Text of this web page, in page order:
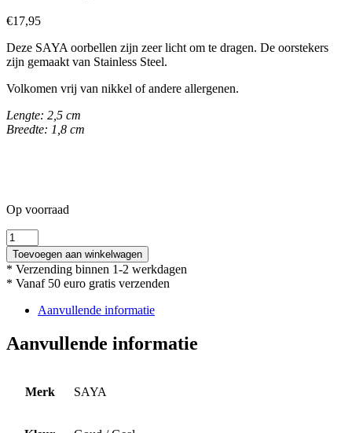
€17,95
Deze SAYA oorbellen zijn zeer licht om te dragen. De oorstekers
zijn gemaakt van Stainless Steel.
Volkomen vrij van nikkel of andere allergenen.
Lengte: 2,5 cm
Breedte: 1,8 cm
Op voorraad
Ravello
Rings
aantal
Toevoegen aan winkelwagen
* Verzending binnen 1-2 werkdagen
* Vanaf 50 euro gratis verzenden
Aanvullende informatie
Aanvullende informatie
Merk SAYA